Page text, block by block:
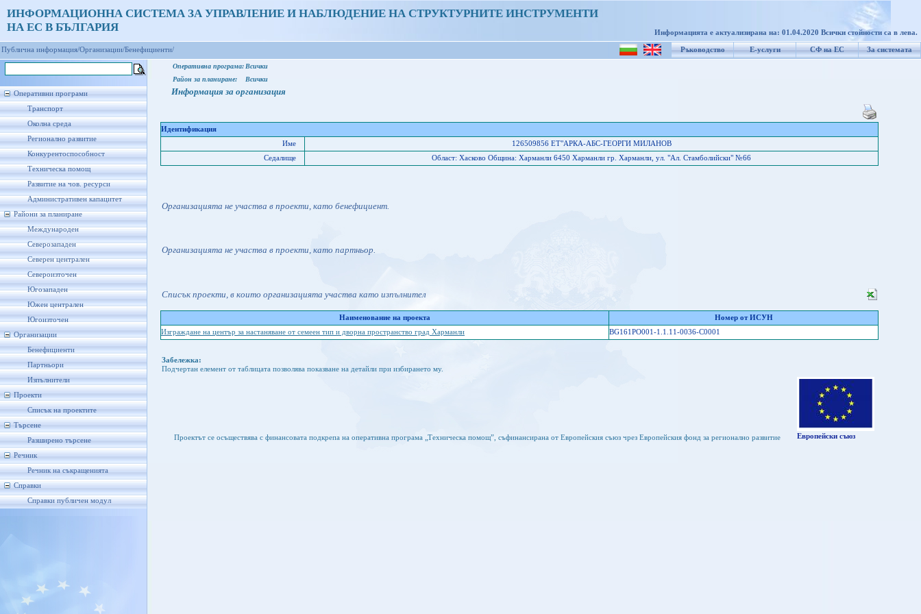
ИНФОРМАЦИОННА СИСТЕМА ЗА УПРАВЛЕНИЕ И НАБЛЮДЕНИЕ НА СТРУКТУРНИТЕ ИНСТРУМЕНТИ
НА ЕС В БЪЛГАРИЯ
Информацията е актуализирана на: 01.04.2020 Всички стойности са в лева.
Ръководство Е-услуги СФ на ЕС За системата
Публична информация/Организации/Бенефициенти/
Оперативни програми
Транспорт
Околна среда
Регионално развитие
Конкурентоспособност
Техническа помощ
Развитие на чов. ресурси
Административен капацитет
Райони за планиране
Международен
Северозападен
Северен централен
Североизточен
Югозападен
Южен централен
Югоизточен
Организации
Бенефициенти
Партньори
Изпълнители
Проекти
Списък на проектите
Търсене
Разширено търсене
Речник
Речник на съкращенията
Справки
Справки публичен модул
Оперативна програма: Всички
Район за планиране:
Всички
Информация за организация
Идентификация
Име
126509856 ЕТ"АРКА-АБС-ГЕОРГИ МИЛАНОВ
Седалище
Област: Хасково Oбщина: Харманли 6450 Харманли гр. Харманли, ул. "Ал. Стамболийски" №66
Организацията не участва в проекти, като бенефициент.
Организацията не участва в проекти, като партньор.
Списък проекти, в които организацията участва като изпълнител
Наименование на проекта
Номер от ИСУН
Изграждане на център за настаняване от семеен тип и дворна пространство град Харманли
BG161PO001-1.1.11-0036-C0001
Забележка:
Подчертан елемент от таблицата позволява показване на детайли при избирането му.
Проектът се осъществява с финансовата подкрепа на оперативна програма „Техническа помощ”, съфинансирана от Европейския съюз чрез Европейския фонд за регионално развитие Европейски съюз